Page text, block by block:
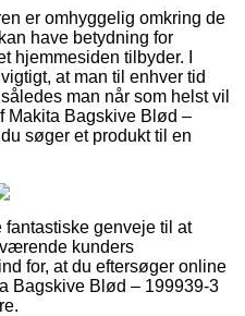
er omhyggelig omkring de
have betydning for
hjemmesiden tilbyder. I
at man til enhver tid
man når som helst vil
Makita Bagskive Blød –
søger et produkt til en
genveje til at
kunders
for, at du eftersøger online
Bagskive Blød – 199939-3